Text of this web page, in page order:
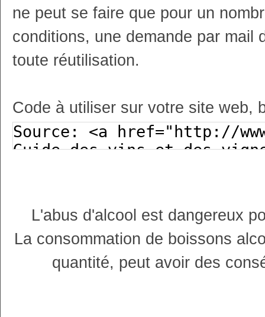
ne peut se faire que pour un
conditions, une demande par mail
toute réutilisation.
Code à utiliser sur votre site web,
L'abus d'alcool est dangereux
La consommation de boissons
quantité, peut avoir des